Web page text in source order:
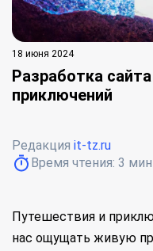
18 июня 2024
Разработка
приключений
Редакция it-tz.ru
Время чтения: 3 мин
Путешествия и
нас ощущать живую